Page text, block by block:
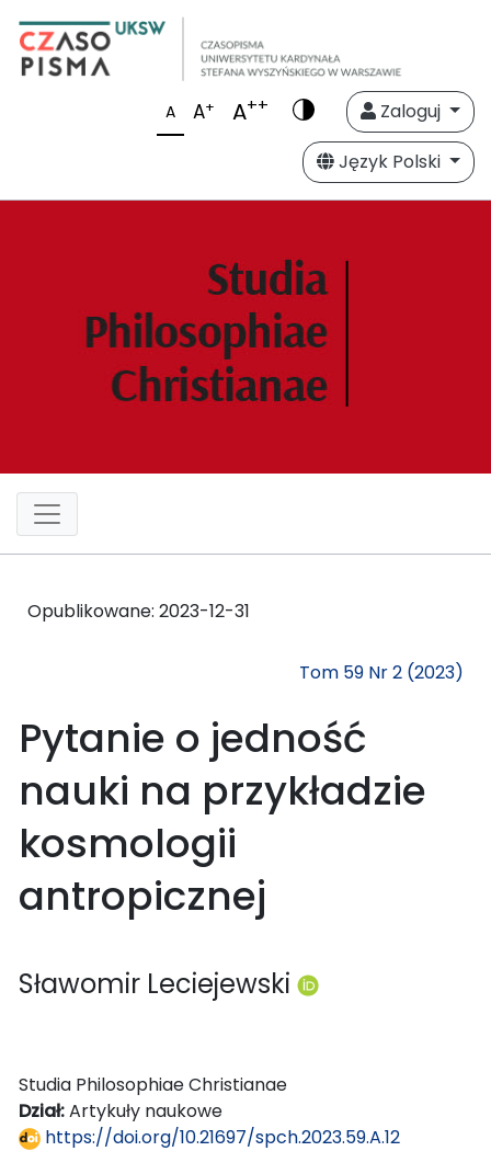
A A+ A++
Zaloguj
Język Polski
Opublikowane: 2023-12-31
Tom 59 Nr 2 (2023)
Pytanie o jedność
nauki na przykładzie
kosmologii
antropicznej
Sławomir Leciejewski
Studia Philosophiae Christianae
Dział:Artykuły naukowe
https://doi.org/10.21697/spch.2023.59.A.12